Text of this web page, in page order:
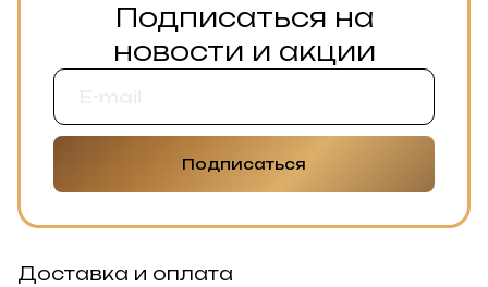
Подписаться на
новости и акции
Подписаться
Доставка и оплата